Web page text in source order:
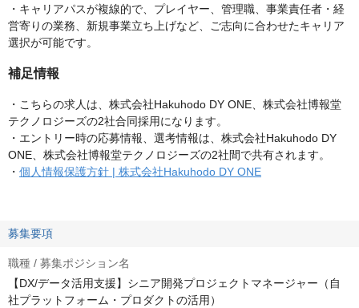
・キャリアパスが複線的で、プレイヤー、管理職、事業責任者・経
営寄りの業務、新規事業立ち上げなど、ご志向に合わせたキャリア
選択が可能です。
補足情報
・こちらの求人は、株式会社Hakuhodo DY ONE、株式会社博報堂
テクノロジーズの2社合同採用になります。
・エントリー時の応募情報、選考情報は、株式会社Hakuhodo DY
ONE、株式会社博報堂テクノロジーズの2社間で共有されます。
・ 個人情報保護方針 | 株式会社Hakuhodo DY ONE
募集要項
職種 / 募集ポジション名
【DX/データ活用支援】シニア開発プロジェクトマネージャー（自
社プラットフォーム・プロダクトの活用）